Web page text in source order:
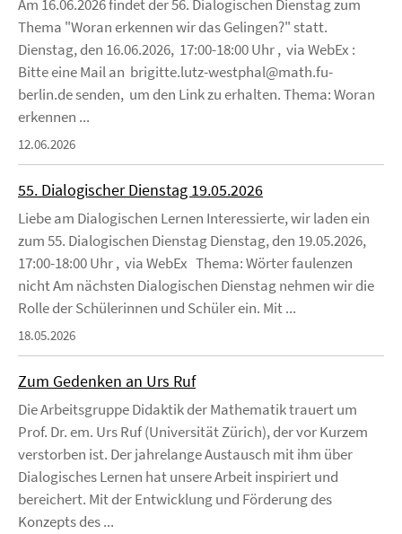
Am 16.06.2026 findet der 56. Dialogischen Dienstag zum
Thema "Woran erkennen wir das Gelingen?" statt.
Dienstag, den 16.06.2026, 17:00-18:00 Uhr , via WebEx :
Bitte eine Mail an brigitte.lutz-westphal@math.fu-
berlin.de senden, um den Link zu erhalten. Thema: Woran
erkennen ...
12.06.2026
55. Dialogischer Dienstag 19.05.2026
Liebe am Dialogischen Lernen Interessierte, wir laden ein
zum 55. Dialogischen Dienstag Dienstag, den 19.05.2026,
17:00-18:00 Uhr , via WebEx Thema: Wörter faulenzen
nicht Am nächsten Dialogischen Dienstag nehmen wir die
Rolle der Schülerinnen und Schüler ein. Mit ...
18.05.2026
Zum Gedenken an Urs Ruf
Die Arbeitsgruppe Didaktik der Mathematik trauert um
Prof. Dr. em. Urs Ruf (Universität Zürich), der vor Kurzem
verstorben ist. Der jahrelange Austausch mit ihm über
Dialogisches Lernen hat unsere Arbeit inspiriert und
bereichert. Mit der Entwicklung und Förderung des
Konzepts des ...